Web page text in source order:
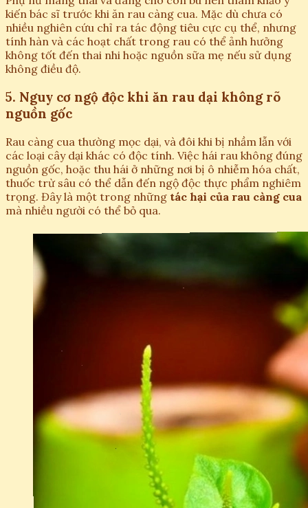
kiến bác sĩ trước khi ăn rau càng cua. Mặc dù chưa có
nhiều nghiên cứu chỉ ra tác động tiêu cực cụ thể, nhưng
tính hàn và các hoạt chất trong rau có thể ảnh hưởng
không tốt đến thai nhi hoặc nguồn sữa mẹ nếu sử dụng
không điều độ.
5. Nguy cơ ngộ độc khi ăn rau dại không rõ
nguồn gốc
Rau càng cua thường mọc dại, và đôi khi bị nhầm lẫn với
các loại cây dại khác có độc tính. Việc hái rau không đúng
nguồn gốc, hoặc thu hái ở những nơi bị ô nhiễm hóa chất,
thuốc trừ sâu có thể dẫn đến ngộ độc thực phẩm nghiêm
trọng. Đây là một trong những tác hại của rau càng cua
mà nhiều người có thể bỏ qua.